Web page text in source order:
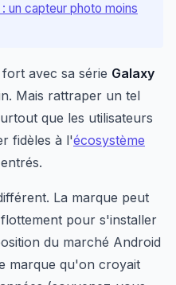
un capteur photo moins
avec sa série Galaxy
Mais rattraper un tel
que les utilisateurs
fidèles à l'écosystème
La marque peut
pour s'installer
du marché Android
marque qu'on croyait